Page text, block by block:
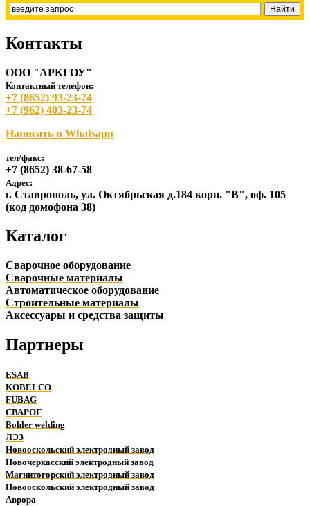
Контакты
ООО "АРКГОУ"
Контактный телефон:
+7 (8652) 93-23-74
+7 (962) 403-23-74
Написать в Whatsapp
тел/факс:
+7 (8652) 38-67-58
Адрес:
г. Ставрополь, ул. Октябрьская д.184 корп. "В", оф. 105
(код домофона 38)
Каталог
Сварочное оборудование
Сварочные материалы
Автоматическое оборудование
Строительные материалы
Аксессуары и средства защиты
Партнеры
ESAB
KOBELCO
FUBAG
СВАРОГ
Bohler welding
ЛЭЗ
Новооскольский электродный завод
Новочеркасский электродный завод
Магнитогорский электродный завод
Новооскольский электродный завод
Аврора